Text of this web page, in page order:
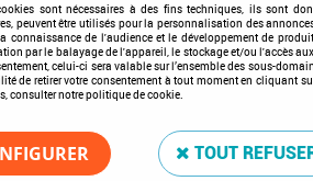
Album
sont nécessaires à des fins techniques, ils sont
peuvent être utilisés pour la personnalisation des
connaissance de l'audience et le développement de
par le balayage de l'appareil, le stockage et/ou l'accès
celui-ci sera valable sur l’ensemble des sous-
de retirer votre consentement à tout moment en cliquant
consulter notre politique de cookie.
TOUT